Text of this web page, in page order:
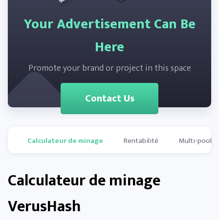
Your Advertisement Can Be
Here
Promote your brand or project in this space
Contact Us
Calculateur de minage Rentabilité Multi-pools
Calculateur de minage
VerusHash